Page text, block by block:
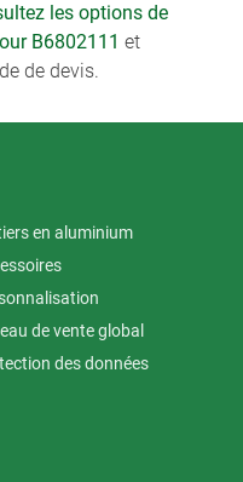
les options de
B6802111 et
de devis.
en aluminium
de vente global
des données